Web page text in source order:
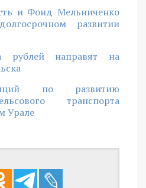
и Фонд Мельниченко
развитии
рублей направят на
по развитию
транспорта
Урале